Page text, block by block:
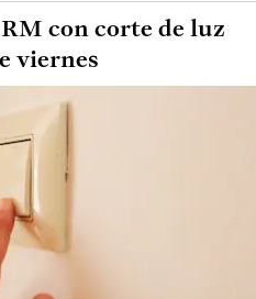
con corte de luz
viernes